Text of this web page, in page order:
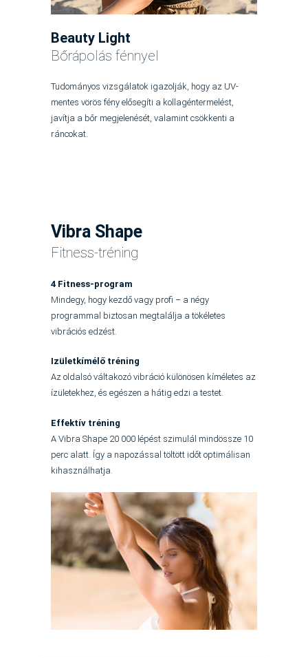
Beauty Light
Bőrápolás fénnyel
Tudományos vizsgálatok igazolják, hogy az UV-
mentes vörös fény elősegíti a kollagéntermelést,
javítja a bőr megjelenését, valamint csökkenti a
ráncokat.
Vibra Shape
Fitness-tréning
4 Fitness-program
Mindegy, hogy kezdő vagy profi – a négy
programmal biztosan megtalálja a tökéletes
vibrációs edzést.
Izületkímélő tréning
Az oldalsó váltakozó vibráció különösen kíméletes az
ízületekhez, és egészen a hátig edzi a testet.
Effektív tréning
A Vibra Shape 20 000 lépést szimulál mindössze 10
perc alatt. Így a napozással töltött időt optimálisan
kihasználhatja.